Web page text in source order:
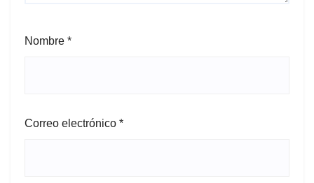
Nombre *
Correo electrónico *